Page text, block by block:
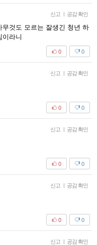
신고 | 공감 확인
것도 모르는 잘생긴 청년 하
이라니
0
0
신고 | 공감 확인
0
0
신고 | 공감 확인
0
0
신고 | 공감 확인
0
0
신고 | 공감 확인